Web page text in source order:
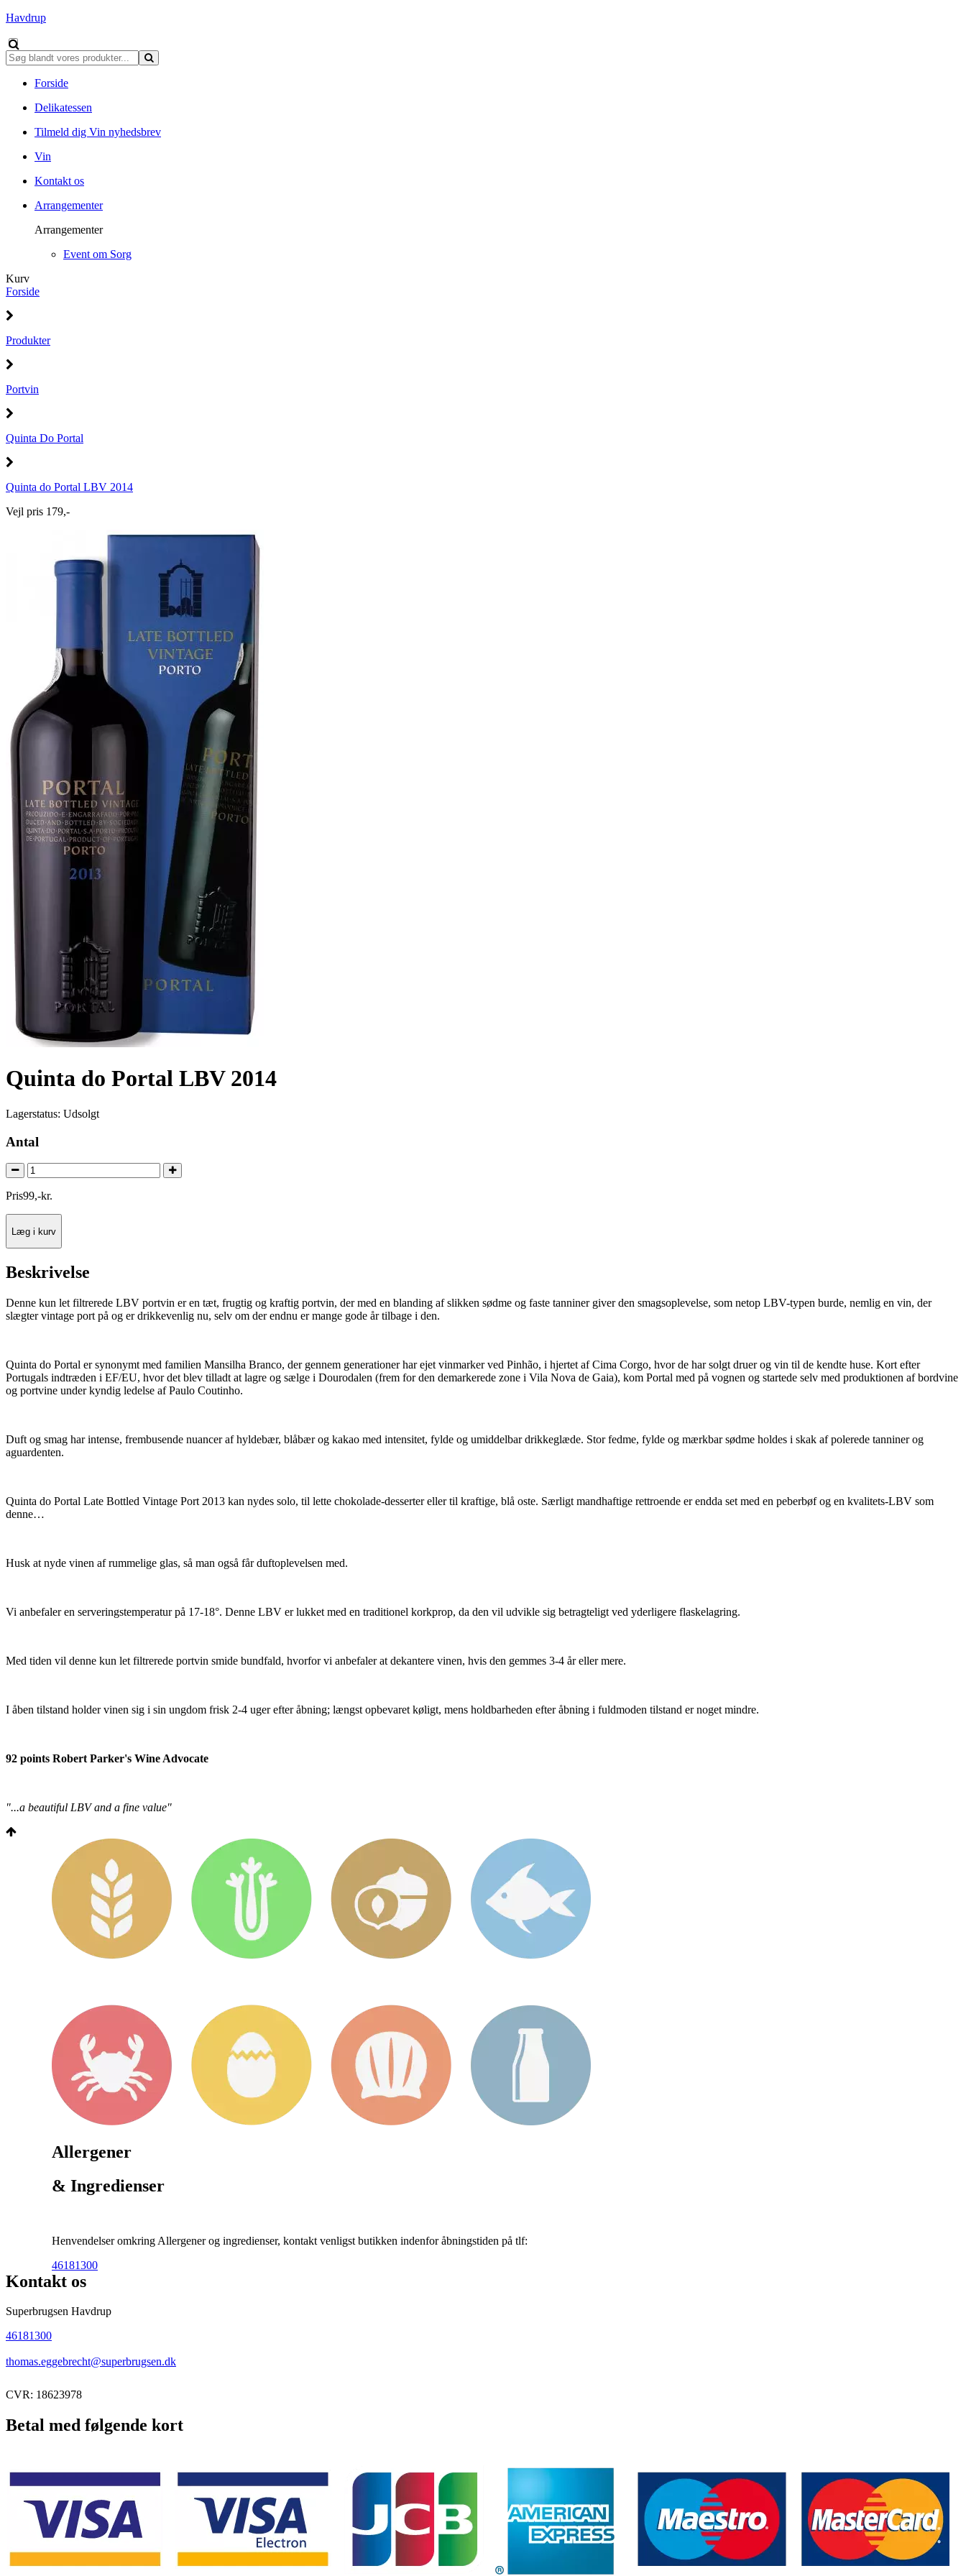
Havdrup
Forside
Delikatessen
Tilmeld dig Vin nyhedsbrev
Vin
Kontakt os
Arrangementer
Arrangementer
Event om Sorg
Kurv
Forside
Produkter
Portvin
Quinta Do Portal
Quinta do Portal LBV 2014
Vejl pris 179,-
Quinta do Portal LBV 2014
Lagerstatus: Udsolgt
Antal
Pris99,-kr.
Læg i kurv
Beskrivelse
Denne kun let filtrerede LBV portvin er en tæt, frugtig og kraftig portvin, der med en blanding af slikken sødme og faste tanniner giver den smagsoplevelse, som netop LBV-typen burde, nemlig en vin, der
slægter vintage port på og er drikkevenlig nu, selv om der endnu er mange gode år tilbage i den.
Quinta do Portal er synonymt med familien Mansilha Branco, der gennem generationer har ejet vinmarker ved Pinhão, i hjertet af Cima Corgo, hvor de har solgt druer og vin til de kendte huse. Kort efter
Portugals indtræden i EF/EU, hvor det blev tilladt at lagre og sælge i Dourodalen (frem for den demarkerede zone i Vila Nova de Gaia), kom Portal med på vognen og startede selv med produktionen af bordvine
og portvine under kyndig ledelse af Paulo Coutinho.
Duft og smag har intense, frembusende nuancer af hyldebær, blåbær og kakao med intensitet, fylde og umiddelbar drikkeglæde. Stor fedme, fylde og mærkbar sødme holdes i skak af polerede tanniner og
aguardenten.
Quinta do Portal Late Bottled Vintage Port 2013 kan nydes solo, til lette chokolade-desserter eller til kraftige, blå oste. Særligt mandhaftige rettroende er endda set med en peberbøf og en kvalitets-LBV som
denne…
Husk at nyde vinen af rummelige glas, så man også får duftoplevelsen med.
Vi anbefaler en serveringstemperatur på 17-18°. Denne LBV er lukket med en traditionel korkprop, da den vil udvikle sig betragteligt ved yderligere flaskelagring.
Med tiden vil denne kun let filtrerede portvin smide bundfald, hvorfor vi anbefaler at dekantere vinen, hvis den gemmes 3-4 år eller mere.
I åben tilstand holder vinen sig i sin ungdom frisk 2-4 uger efter åbning; længst opbevaret køligt, mens holdbarheden efter åbning i fuldmoden tilstand er noget mindre.
92 points Robert Parker's Wine Advocate
"...a beautiful LBV and a fine value"
Allergener
& Ingredienser
Henvendelser omkring Allergener og ingredienser, kontakt venligst butikken indenfor åbningstiden på tlf:
46181300
Kontakt os
Superbrugsen Havdrup
46181300
thomas.eggebrecht@superbrugsen.dk
CVR: 18623978
Betal med følgende kort